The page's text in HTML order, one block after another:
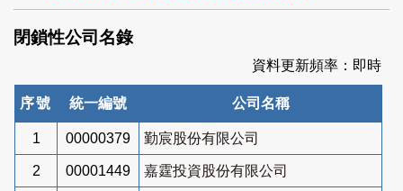
索
閉鎖性公司名錄
資料更新頻率：即時
序號 統一編號 公司名稱
1 00000379 勤宸股份有限公司
2 00001449 嘉霆投資股份有限公司